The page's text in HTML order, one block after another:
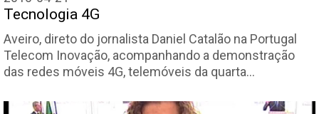
Tecnologia 4G
Aveiro, direto do jornalista Daniel Catalão na Portugal
Telecom Inovação, acompanhando a demonstração
das redes móveis 4G, telemóveis da quarta…